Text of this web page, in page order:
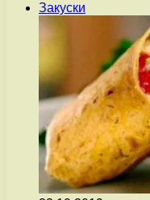
Закуски